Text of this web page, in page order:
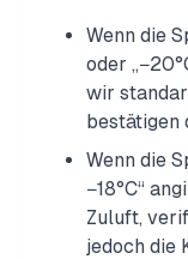
Wenn die
oder
wir
bestätigen
Wenn die
−18°C“
Zuluft,
jedoch die